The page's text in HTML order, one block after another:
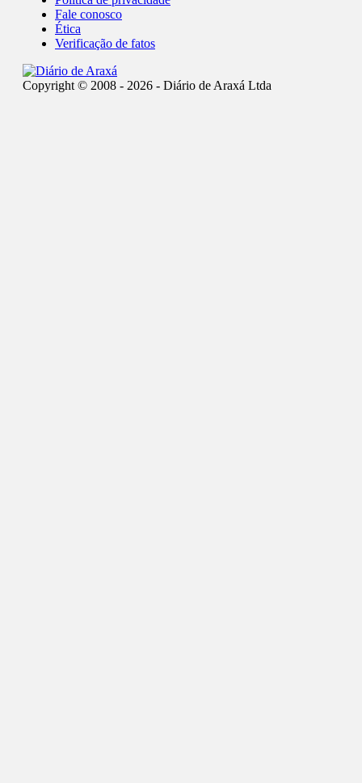
Fale conosco
Ética
Verificação de fatos
Copyright © 2008 - 2026 - Diário de Araxá Ltda